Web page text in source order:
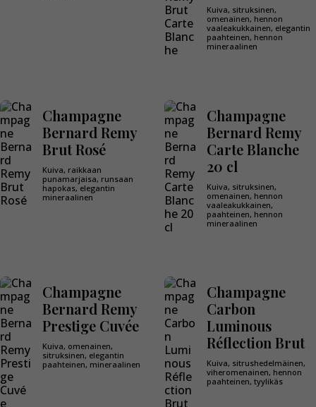
Kuiva, sitruksinen,
omenainen, hennon
vaaleakukkainen, elegantin
paahteinen, hennon
mineraalinen
Champagne
Bernard Remy
Brut Rosé
Kuiva, raikkaan
punamarjaisa, runsaan
hapokas, elegantin
mineraalinen
Champagne
Bernard Remy
Carte Blanche
20 cl
Kuiva, sitruksinen,
omenainen, hennon
vaaleakukkainen,
paahteinen, hennon
mineraalinen
Champagne
Bernard Remy
Prestige Cuvée
Kuiva, omenainen,
sitruksinen, elegantin
paahteinen, mineraalinen
Champagne
Carbon
Luminous
Réflection Brut
Kuiva, sitrushedelmäinen,
viheromenainen, hennon
paahteinen, tyylikäs